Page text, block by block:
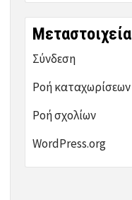
Μεταστοιχεία
Σύνδεση
Ροή καταχωρίσεων
Ροή σχολίων
WordPress.org